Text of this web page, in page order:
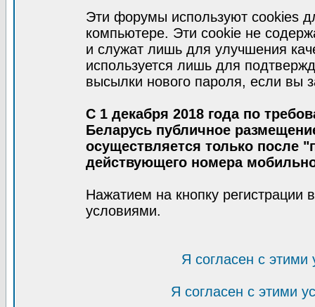
Эти форумы используют cookies
компьютере. Эти cookie не
и служат лишь для улучшения
используется лишь для
высылки нового пароля, если вы
С 1 декабря 2018 года по
Беларусь публичное
осуществляется только после
действующего номера
Нажатием на кнопку регистрации
условиями.
Я согласен с
Я согласен с этими